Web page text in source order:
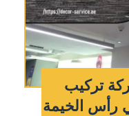
تركيب
رأس الخيمة